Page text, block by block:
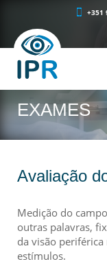
+351
EXAMES
Avaliação
Medição do
outras palavras,
da visão
estímulos.